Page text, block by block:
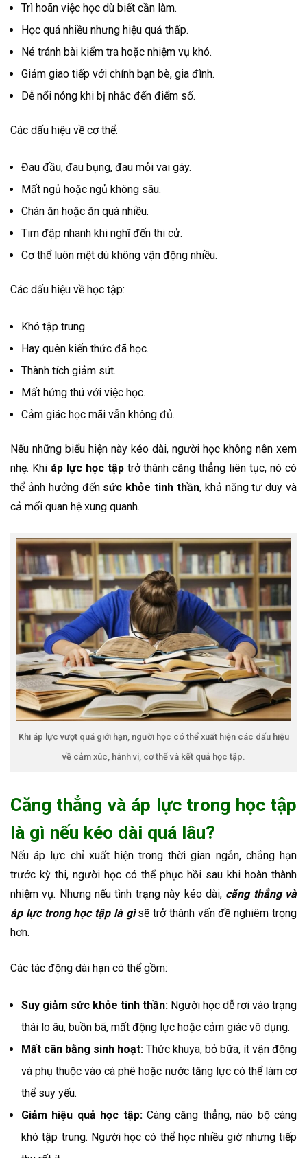
Trì hoãn việc học dù biết cần làm.
Học quá nhiều nhưng hiệu quả thấp.
Né tránh bài kiểm tra hoặc nhiệm vụ khó.
Giảm giao tiếp với chính bạn bè, gia đình.
Dễ nổi nóng khi bị nhắc đến điểm số.
Các dấu hiệu về cơ thể:
Đau đầu, đau bụng, đau mỏi vai gáy.
Mất ngủ hoặc ngủ không sâu.
Chán ăn hoặc ăn quá nhiều.
Tim đập nhanh khi nghĩ đến thi cử.
Cơ thể luôn mệt dù không vận động nhiều.
Các dấu hiệu về học tập:
Khó tập trung.
Hay quên kiến thức đã học.
Thành tích giảm sút.
Mất hứng thú với việc học.
Cảm giác học mãi vẫn không đủ.
Nếu những biểu hiện này kéo dài, người học không nên xem
nhẹ. Khi áp lực học tậptrở thành căng thẳng liên tục, nó có
thể ảnh hưởng đến sức khỏe tinh thần, khả năng tư duy và
cả mối quan hệ xung quanh.
Khi áp lực vượt quá giới hạn, người học có thể xuất hiện các dấu hiệu
về cảm xúc, hành vi, cơ thể và kết quả học tập.
Căng thẳng và áp lực trong học tập
là gì nếu kéo dài quá lâu?
Nếu áp lực chỉ xuất hiện trong thời gian ngắn, chẳng hạn
trước kỳ thi, người học có thể phục hồi sau khi hoàn thành
nhiệm vụ. Nhưng nếu tình trạng này kéo dài, căng thẳng và
áp lực trong học tập là gìsẽ trở thành vấn đề nghiêm trọng
hơn.
Các tác động dài hạn có thể gồm:
Suy giảm sức khỏe tinh thần: Người học dễ rơi vào trạng
thái lo âu, buồn bã, mất động lực hoặc cảm giác vô dụng.
Mất cân bằng sinh hoạt: Thức khuya, bỏ bữa, ít vận động
và phụ thuộc vào cà phê hoặc nước tăng lực có thể làm cơ
thể suy yếu.
Giảm hiệu quả học tập:Càng căng thẳng, não bộ càng
khó tập trung. Người học có thể học nhiều giờ nhưng tiếp